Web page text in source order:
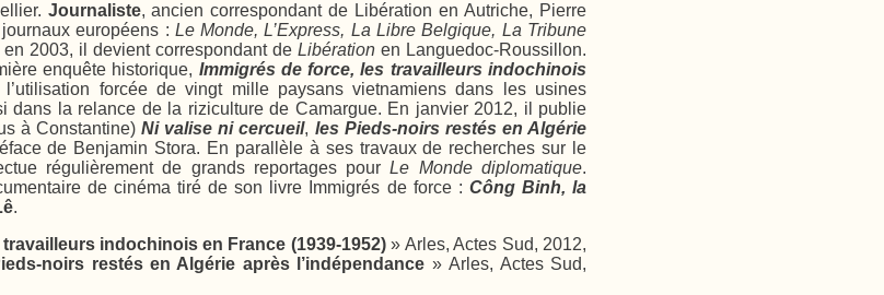
Journaliste, ancien correspondant de Libération en Autriche, Pierre
européens : Le Monde, L’Express, La Libre Belgique, La Tribune
2003, il devient correspondant de Libération en Languedoc-Roussillon.
enquête historique, Immigrés de force, les travailleurs indochinois
forcée de vingt mille paysans vietnamiens dans les usines
dans la relance de la riziculture de Camargue. En janvier 2012, il publie
à Constantine)Ni valise ni cercueil, les Pieds-noirs restés en Algérie
de Benjamin Stora. En parallèle à ses travaux de recherches sur le
régulièrement de grands reportages pourLe Monde diplomatique.
de cinéma tiré de son livre Immigrés de force : Công Binh, la
.
indochinois en France (1939-1952)» Arles, Actes Sud, 2012,
noirs restés en Algérie après l’indépendance » Arles, Actes Sud,